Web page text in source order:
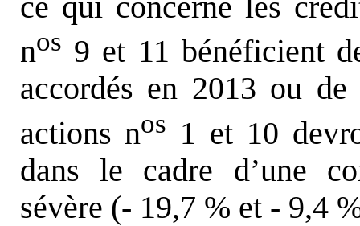
ce qui concerne les
nos 9 et 11 bénéficient
accordés en 2013 ou
actions nos 1 et 10
dans le cadre d’une
sévère (- 19,7 % et - 9,4